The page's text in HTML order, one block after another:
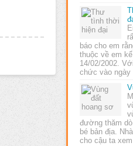
báo cho em
thuộc về em
14/02/2002.
chức vào
đường thăm
bé bản địa.
cho cậu ta